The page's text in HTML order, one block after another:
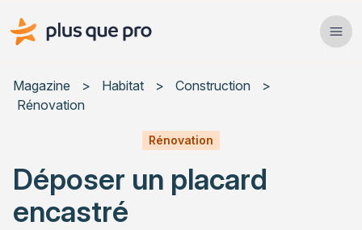
Plus que pro Mag'
Habitat
Actualités
Magazine > Habitat > Construction
>
Rénovation
Rénovation
Déposer un placard
encastré